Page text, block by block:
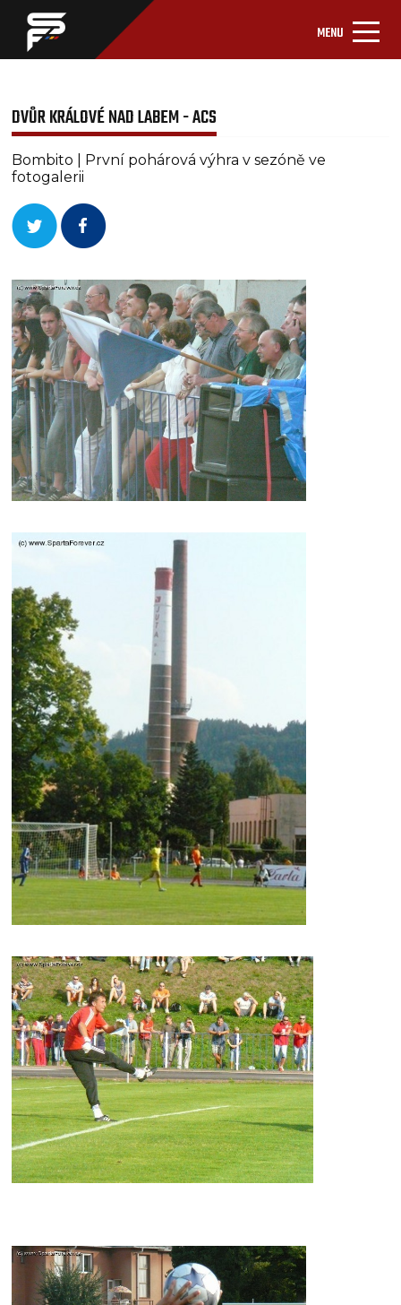
MENU
DVŮR KRÁLOVÉ NAD LABEM - ACS
Bombito | První pohárová výhra v sezóně ve
fotogalerii